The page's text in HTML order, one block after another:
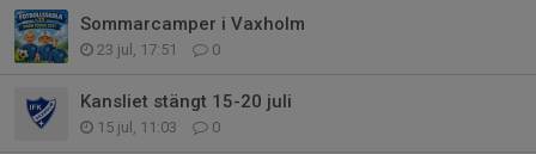
Sommarcamper i Vaxholm
23 jul, 17:51 0
Kansliet stängt 15-20 juli
15 jul, 11:03 0